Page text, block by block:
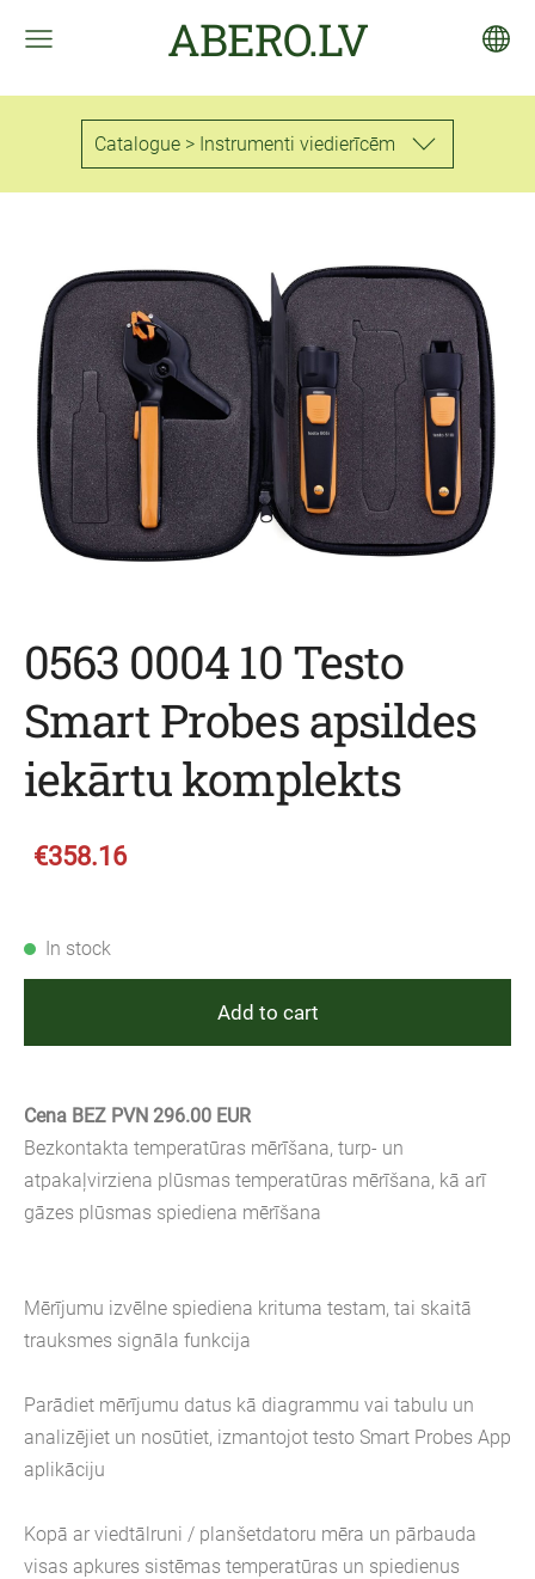
ABERO.LV
Catalogue > Instrumenti viedierīcēm
0563 0004 10 Testo
Smart Probes apsildes
iekārtu komplekts
€358.16
In stock
Add to cart
Cena BEZ PVN 296.00 EUR
Bezkontakta temperatūras mērīšana, turp- un
atpakaļvirziena plūsmas temperatūras mērīšana, kā arī
gāzes plūsmas spiediena mērīšana
Mērījumu izvēlne spiediena krituma testam, tai skaitā
trauksmes signāla funkcija
Parādiet mērījumu datus kā diagrammu vai tabulu un
analizējiet un nosūtiet, izmantojot testo Smart Probes App
aplikāciju
Kopā ar viedtālruni / planšetdatoru mēra un pārbauda
visas apkures sistēmas temperatūras un spiedienus